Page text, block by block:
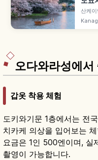
산케이
타르
라 도
오다와라성에서
갑옷 착용 체험
도키와기문 1층에서는 전
치카케 의상을 입어보는
요금은 1인 500엔이며, 실
촬영이 가능합니다.